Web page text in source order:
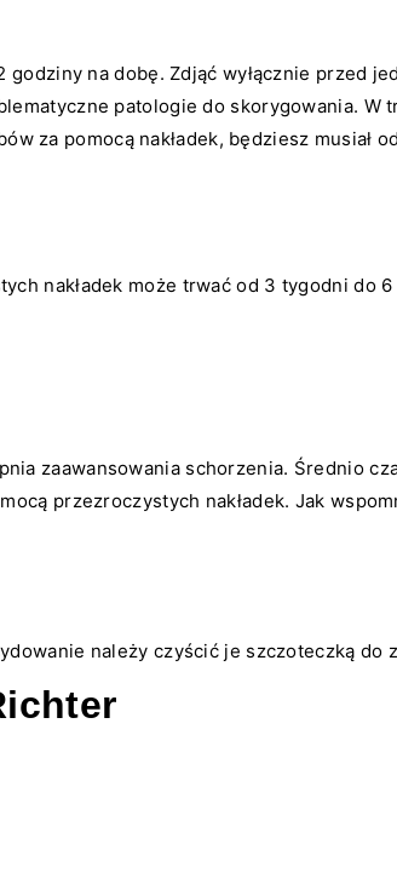
na dobę. Zdjąć wyłącznie przed
patologie do skorygowania.
za pomocą nakładek, będziesz
nakładek może trwać od 3 tygodni do
zaawansowania schorzenia. Średnio
przezroczystych nakładek. Jak
należy czyścić je szczoteczką do